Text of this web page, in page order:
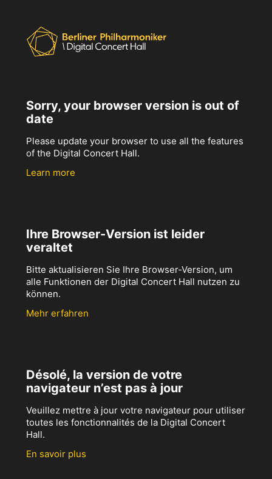
Sorry, your browser version is out of
date
Please update your browser to use all the features
of the Digital Concert Hall.
Learn more
Ihre Browser-Version ist leider
veraltet
Bitte aktualisieren Sie Ihre Browser-Version, um
alle Funktionen der Digital Concert Hall nutzen zu
können.
Mehr erfahren
Désolé, la version de votre
navigateur n’est pas à jour
Veuillez mettre à jour votre navigateur pour utiliser
toutes les fonctionnalités de la Digital Concert
Hall.
En savoir plus